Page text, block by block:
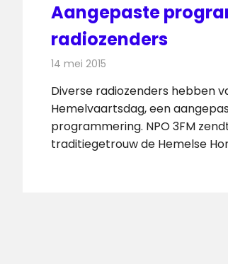
Aangepaste
radiozenders
14 mei 2015
Diverse radiozenders hebben
Hemelvaartsdag, een
programmering. NPO 3FM
traditiegetrouw de Hemelse